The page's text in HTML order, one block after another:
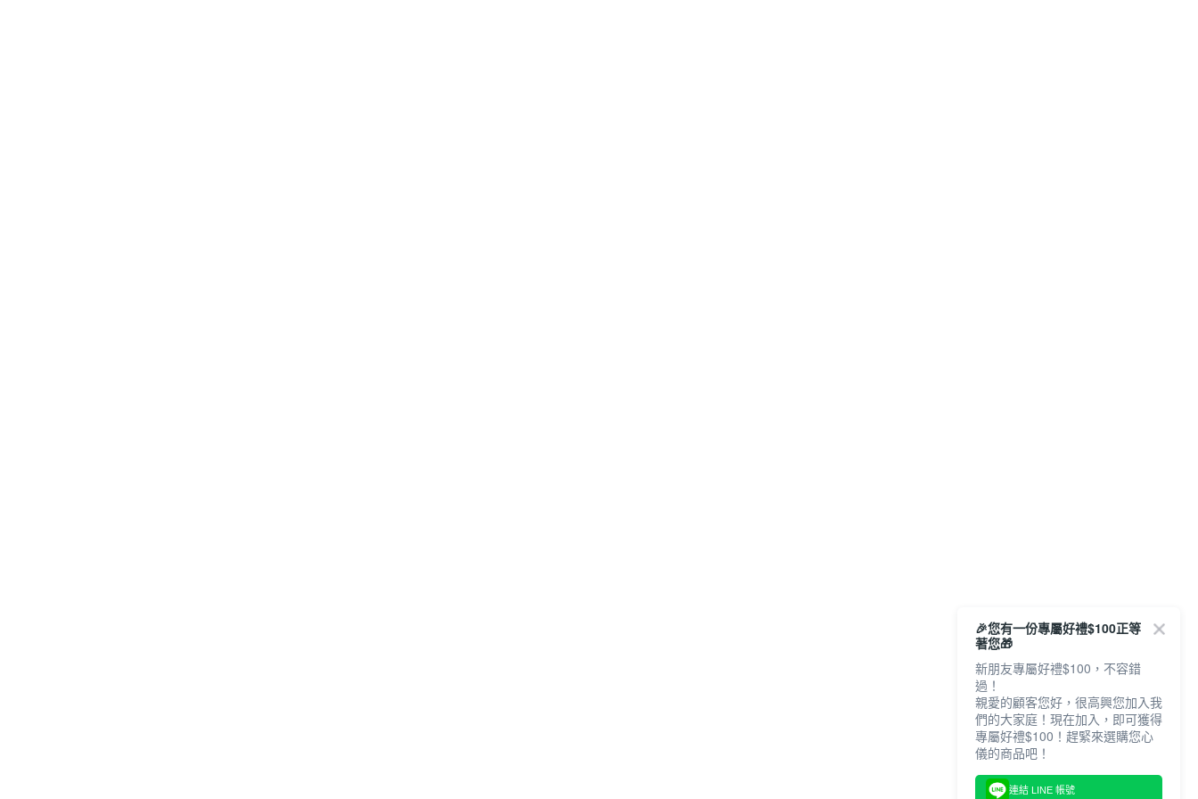
🎉您有一份專屬好禮$100正等
著您🎁
新朋友專屬好禮$100，不容錯
過！
親愛的顧客您好，很高興您加入我
們的大家庭！現在加入，即可獲得
專屬好禮$100！趕緊來選購您心
儀的商品吧！
連結 LINE 帳號